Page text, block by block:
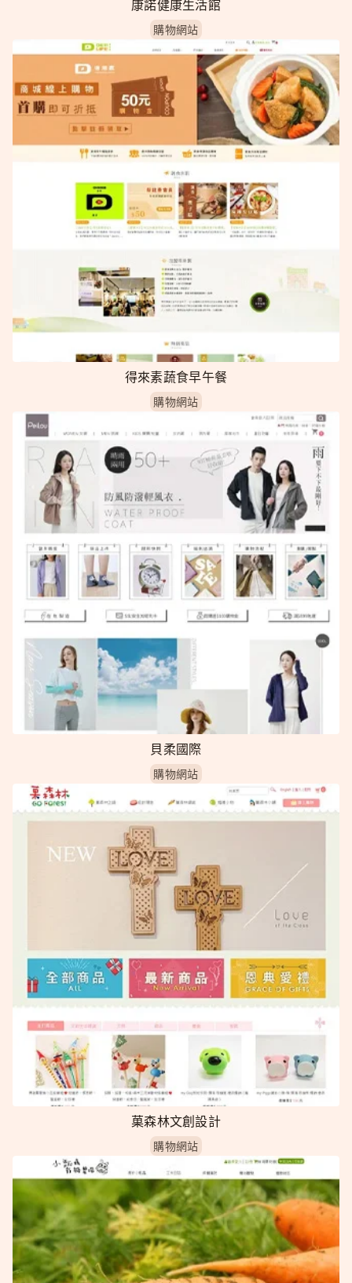
康諾健康生活館
購物網站
得來素蔬食早午餐
購物網站
貝柔國際
購物網站
菓森林文創設計
購物網站